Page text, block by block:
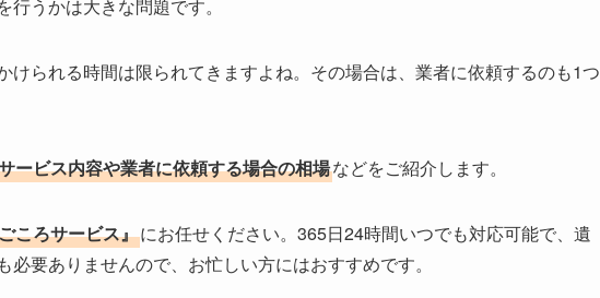
うかは大きな問題です。
けられる時間は限られてきますよね。その場合は、業者に依頼するのも1つ
ービス内容や業者に依頼する場合の相場などをご紹介します。
ころサービス』にお任せください。365日24時間いつでも対応可能で、遺
必要ありませんので、お忙しい方にはおすすめです。